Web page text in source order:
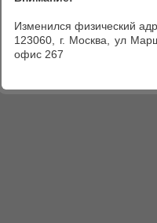
Изменился физический
123060, г. Москва, ул
офис 267